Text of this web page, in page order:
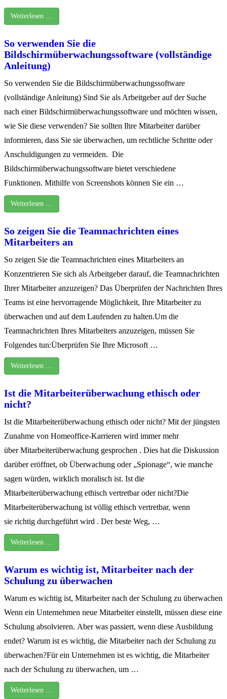
Weiterlesen …
So verwenden Sie die
Bildschirmüberwachungssoftware (vollständige
Anleitung)
So verwenden Sie die Bildschirmüberwachungssoftware
(vollständige Anleitung) Sind Sie als Arbeitgeber auf der Suche
nach einer Bildschirmüberwachungssoftware und möchten wissen,
wie Sie diese verwenden? Sie sollten Ihre Mitarbeiter darüber
informieren, dass Sie sie überwachen, um rechtliche Schritte oder
Anschuldigungen zu vermeiden. Die
Bildschirmüberwachungssoftware bietet verschiedene
Funktionen. Mithilfe von Screenshots können Sie ein …
Weiterlesen …
So zeigen Sie die Teamnachrichten eines
Mitarbeiters an
So zeigen Sie die Teamnachrichten eines Mitarbeiters an
Konzentrieren Sie sich als Arbeitgeber darauf, die Teamnachrichten
Ihrer Mitarbeiter anzuzeigen? Das Überprüfen der Nachrichten Ihres
Teams ist eine hervorragende Möglichkeit, Ihre Mitarbeiter zu
überwachen und auf dem Laufenden zu halten.Um die
Teamnachrichten Ihres Mitarbeiters anzuzeigen, müssen Sie
Folgendes tun:Überprüfen Sie Ihre Microsoft …
Weiterlesen …
Ist die Mitarbeiterüberwachung ethisch oder
nicht?
Ist die Mitarbeiterüberwachung ethisch oder nicht? Mit der jüngsten
Zunahme von Homeoffice-Karrieren wird immer mehr
über Mitarbeiterüberwachung gesprochen . Dies hat die Diskussion
darüber eröffnet, ob Überwachung oder „Spionage“, wie manche
sagen würden, wirklich moralisch ist. Ist die
Mitarbeiterüberwachung ethisch vertretbar oder nicht?Die
Mitarbeiterüberwachung ist völlig ethisch vertretbar, wenn
sie richtig durchgeführt wird . Der beste Weg, …
Weiterlesen …
Warum es wichtig ist, Mitarbeiter nach der
Schulung zu überwachen
Warum es wichtig ist, Mitarbeiter nach der Schulung zu überwachen
Wenn ein Unternehmen neue Mitarbeiter einstellt, müssen diese eine
Schulung absolvieren. Aber was passiert, wenn diese Ausbildung
endet? Warum ist es wichtig, die Mitarbeiter nach der Schulung zu
überwachen?Für ein Unternehmen ist es wichtig, die Mitarbeiter
nach der Schulung zu überwachen, um …
Weiterlesen …